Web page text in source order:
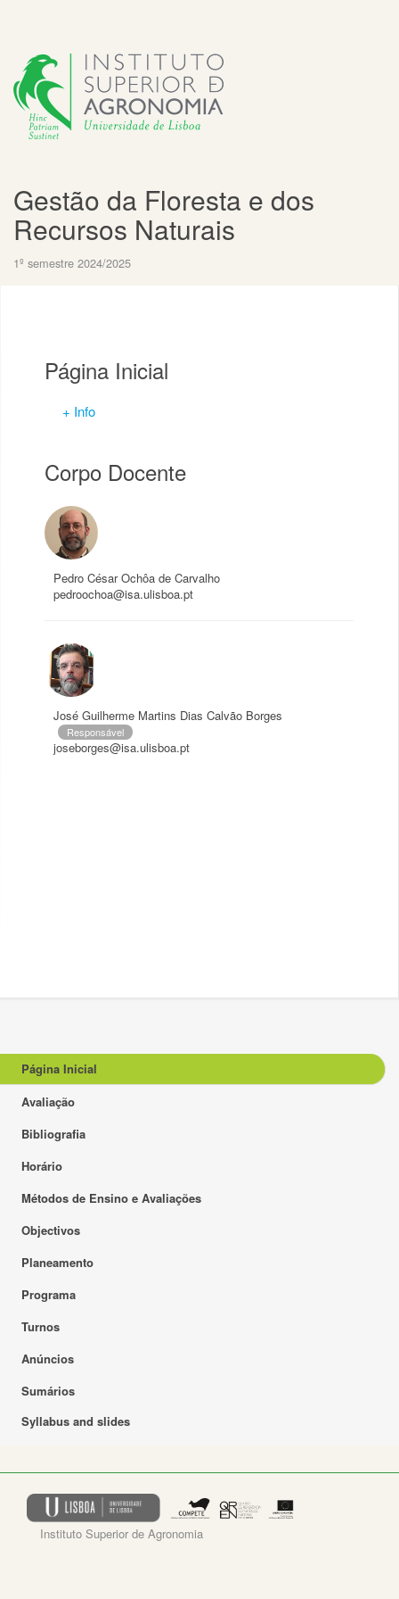
Gestão da Floresta e dos
Recursos Naturais
1º semestre 2024/2025
Página Inicial
+ Info
Corpo Docente
Pedro César Ochôa de Carvalho
pedroochoa@isa.ulisboa.pt
José Guilherme Martins Dias Calvão Borges
Responsável
joseborges@isa.ulisboa.pt
Página Inicial
Avaliação
Bibliografia
Horário
Métodos de Ensino e Avaliações
Objectivos
Planeamento
Programa
Turnos
Anúncios
Sumários
Syllabus and slides
Instituto Superior de Agronomia